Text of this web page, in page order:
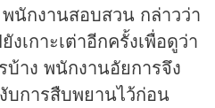
พนักงานสอบสวน กล่าวว่า
เกาะเต่าอีกครั้งเพื่อดูว่า
าง พนักงานอัยการจึง
บการสืบพยานไว้ก่อน